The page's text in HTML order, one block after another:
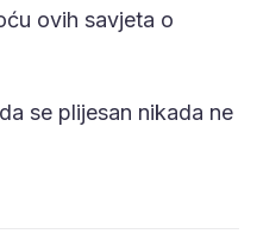
ovih savjeta o
se plijesan nikada ne